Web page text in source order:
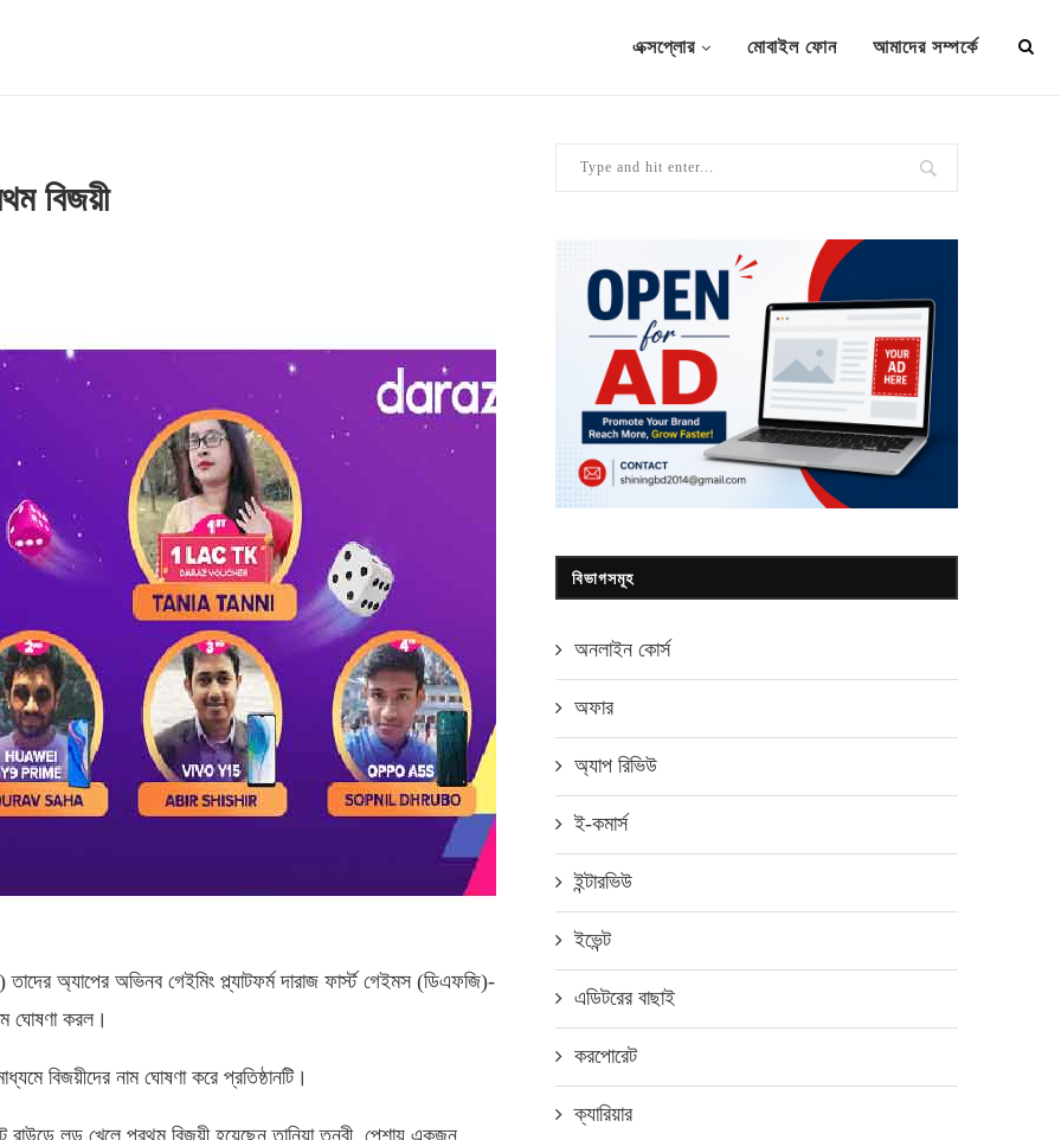
এক্সপ্লোর মোবাইল ফোন আমাদের সম্পর্কে
বিজয়ী
অ্যাপের অভিনব গেইমিং প্ল্যাটফর্ম দারাজ ফার্স্ট গেইমস (ডিএফজি)-
ঘোষণা করল।
বিজয়ীদের নাম ঘোষণা করে প্রতিষ্ঠানটি।
লুডু খেলে প্রথম বিজয়ী হয়েছেন তানিয়া তন্বী, পেশায় একজন
বিভাগসমূহ
অনলাইন কোর্স
অফার
অ্যাপ রিভিউ
ই-কমার্স
ইন্টারভিউ
ইভেন্ট
এডিটরের বাছাই
করপোরেট
ক্যারিয়ার